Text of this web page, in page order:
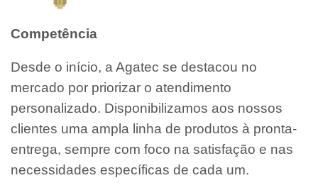
Competência
Desde o início, a Agatec se destacou no
mercado por priorizar o atendimento
personalizado. Disponibilizamos aos nossos
clientes uma ampla linha de produtos à pronta-
entrega, sempre com foco na satisfação e nas
necessidades específicas de cada um.